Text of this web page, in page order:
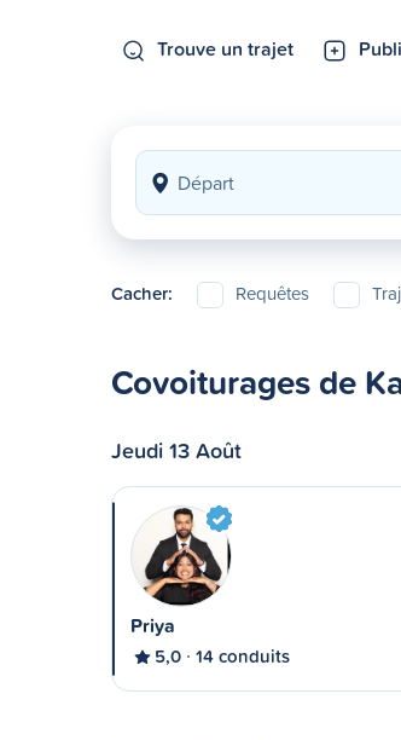
Trouve un trajet
Cacher: Requêtes
Covoiturages de
Jeudi 13 Août
Priya
5,0 14 conduits